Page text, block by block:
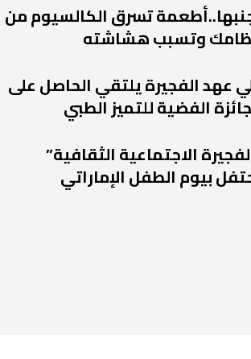
تسرق الكالسيوم من
وتسبب هشاشته
عهد الفجيرة يلتقي الحاصل على
الفضية للتميز الطبي
الاجتماعية الثقافية”
بيوم الطفل الإماراتي